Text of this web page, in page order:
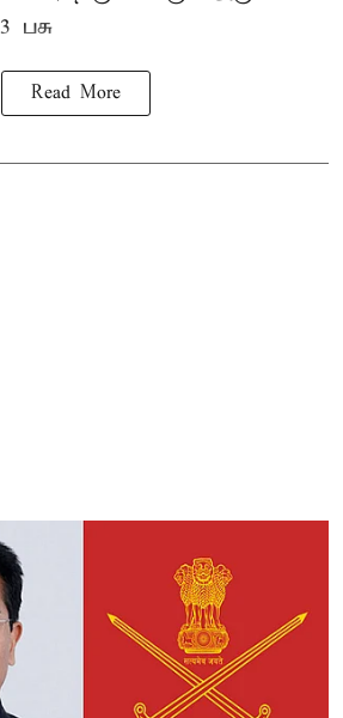
3 பசு
Read More